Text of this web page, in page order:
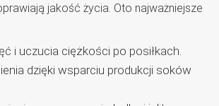
jakość życia. Oto najważniejsze
i uczucia ciężkości po posiłkach.
dzięki wsparciu produkcji soków